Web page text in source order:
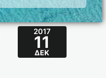
2017
11
ΔΕΚ